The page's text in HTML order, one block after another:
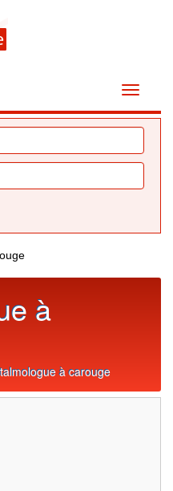
à
à carouge